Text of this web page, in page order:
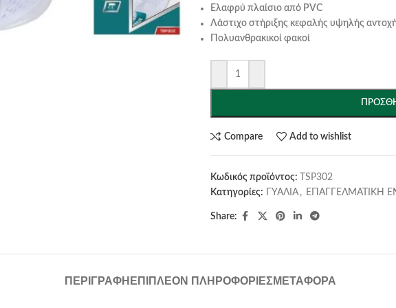
Ελαφρύ πλαίσιο από PVC
Λάστιχο στήριξης κεφαλής υψηλής
Πολυανθρακικοί φακοί
Compare Add to wishlist
Κωδικός προϊόντος:
TSP302
Κατηγορίες:
ΓΥΑΛΙΑ , ΕΠΑΓΓΕΛΜΑΤΙΚΗ
Share:
ΠΕΡΙΓΡΑΦΉ ΕΠΙΠΛΈΟΝ ΠΛΗΡΟΦΟΡΊΕΣ ΜΕΤΑΦΟΡΆ